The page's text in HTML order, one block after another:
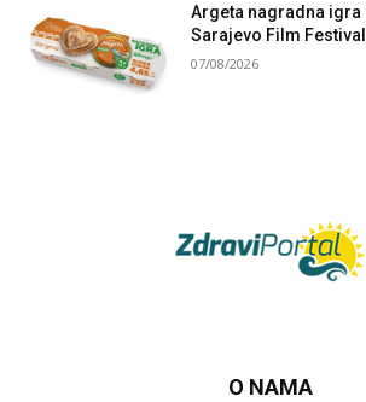
Argeta nagradna igra
Sarajevo Film
07/08/2026
O NAMA